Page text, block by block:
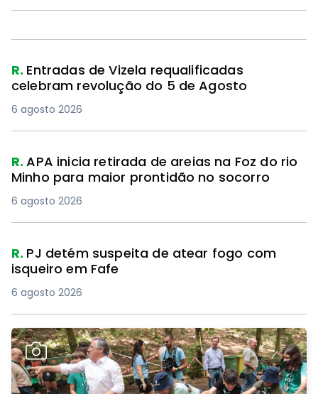
R. Entradas de Vizela requalificadas
celebram revolução do 5 de Agosto
6 agosto 2026
R.APA inicia retirada de areias na Foz do rio
Minho para maior prontidão no socorro
6 agosto 2026
R. PJ detém suspeita de atear fogo com
isqueiro em Fafe
6 agosto 2026